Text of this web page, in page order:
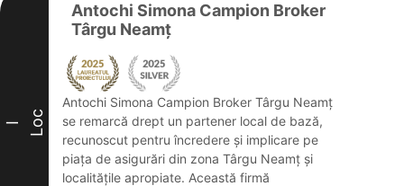
I Loc
Antochi Simona Campion Broker
Târgu Neamț
Antochi Simona Campion Broker Târgu Neamț
se remarcă drept un partener local de bază,
recunoscut pentru încredere și implicare pe
piața de asigurări din zona Târgu Neamț și
localitățile apropiate. Această firmă